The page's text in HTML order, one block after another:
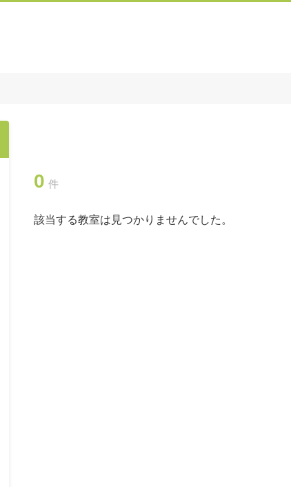
0 件
該当する教室は見つかりませんでした。